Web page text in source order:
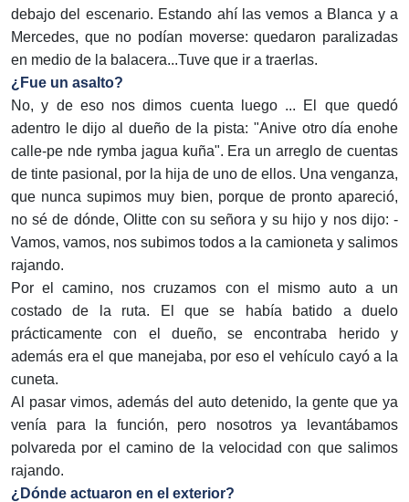
debajo del escenario. Estando ahí las vemos a Blanca y a
Mercedes, que no podían moverse: quedaron paralizadas
en medio de la balacera...Tuve que ir a traerlas.
¿Fue un asalto?
No, y de eso nos dimos cuenta luego ... El que quedó
adentro le dijo al dueño de la pista: "Anive otro día enohe
calle-pe nde rymba jagua kuña". Era un arreglo de cuentas
de tinte pasional, por la hija de uno de ellos. Una venganza,
que nunca supimos muy bien, porque de pronto apareció,
no sé de dónde, Olitte con su señora y su hijo y nos dijo: -
Vamos, vamos, nos subimos todos a la camioneta y salimos
rajando.
Por el camino, nos cruzamos con el mismo auto a un
costado de la ruta. El que se había batido a duelo
prácticamente con el dueño, se encontraba herido y
además era el que manejaba, por eso el vehículo cayó a la
cuneta.
Al pasar vimos, además del auto detenido, la gente que ya
venía para la función, pero nosotros ya levantábamos
polvareda por el camino de la velocidad con que salimos
rajando.
¿Dónde actuaron en el exterior?